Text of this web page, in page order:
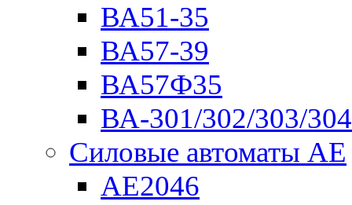
ВА51-35
ВА57-39
ВА57Ф35
ВА-301/302/303/
Силовые автоматы АЕ
АЕ2046